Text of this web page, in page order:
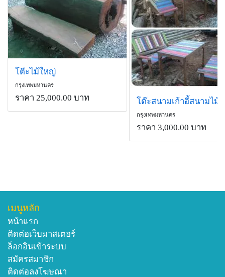
โตีะไม้ใหญ่
กรุงเทพมหานคร
ราคา 25,000.00 บาท
กรุงเทพมหานคร
ราคา 3,000.00 บาท
เมนูหลัก
หน้าแรก
ติดต่อเว็บมาสเตอร์
ล็อกอินเข้าระบบ
สมัครสมาชิก
ติดต่อลงโฆษณา